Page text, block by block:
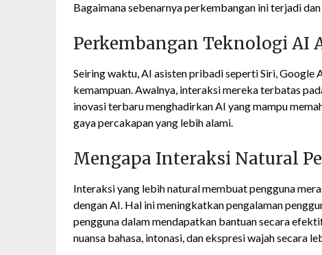
Bagaimana sebenarnya perkembangan ini terjadi
Perkembangan Teknologi AI
Seiring waktu, AI asisten pribadi seperti Siri, Google
kemampuan. Awalnya, interaksi mereka terbatas
inovasi terbaru menghadirkan AI yang mampu
gaya percakapan yang lebih alami.
Mengapa Interaksi Natural
Interaksi yang lebih natural membuat pengguna
dengan AI. Hal ini meningkatkan pengalaman
pengguna dalam mendapatkan bantuan secara
nuansa bahasa, intonasi, dan ekspresi wajah secara